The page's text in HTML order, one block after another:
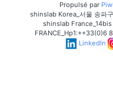
Propulsé par
shinslab Korea_서울 송파
shinslab
FRANCE_Hp1:++33(0)6
LinkedIn